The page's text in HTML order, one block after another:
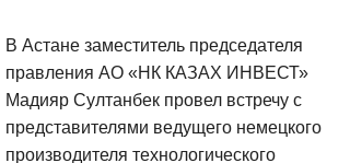
В Астане заместитель председателя
правления АО «НК КАЗАХ ИНВЕСТ»
Мадияр Султанбек провел встречу с
представителями ведущего немецкого
производителя технологического